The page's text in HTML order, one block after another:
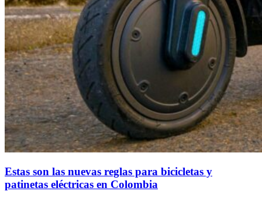
Estas son las nuevas reglas para bicicletas y
patinetas eléctricas en Colombia